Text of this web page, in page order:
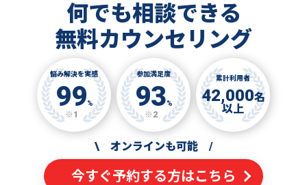
何でも相談できる
無料カウンセリング
悩み解決を実感
99%
※1
参加満足度
93%
※2
累計利用者
42,000名
以上
\ オンラインも可能 /
今すぐ予約する方はこちら